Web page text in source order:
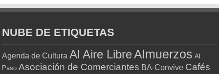
NUBE DE ETIQUETAS
Agenda de Cultura Al Aire LibreAlmuerzos Al
Paso Asociación de Comerciantes BA-Convive Cafés